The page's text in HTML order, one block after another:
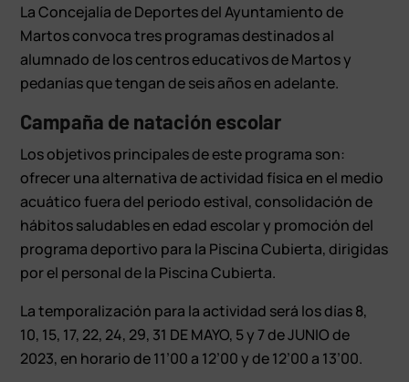
La Concejalía de Deportes del Ayuntamiento de
Martos convoca tres programas destinados al
alumnado de los centros educativos de Martos y
pedanías que tengan de seis años en adelante.
Campaña de natación escolar
Los objetivos principales de este programa son:
ofrecer una alternativa de actividad física en el medio
acuático fuera del periodo estival, consolidación de
hábitos saludables en edad escolar y promoción del
programa deportivo para la Piscina Cubierta, dirigidas
por el personal de la Piscina Cubierta.
La temporalización para la actividad será los días 8,
10, 15, 17, 22, 24, 29, 31 DE MAYO, 5 y 7 de JUNIO de
2023, en horario de 11’00 a 12’00 y de 12’00 a 13’00.